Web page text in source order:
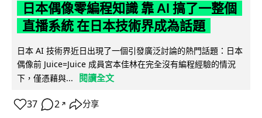
日本偶像零編程知識 靠 AI 搞了一整個
直播系統 在日本技術界成為話題
日本 AI 技術界近日出現了一個引發廣泛討論的熱門話題：日本
偶像前 Juice=Juice 成員宮本佳林在完全沒有編程經驗的情況
下，僅憑藉與...
閱讀全文
37 2 ↗ 分享